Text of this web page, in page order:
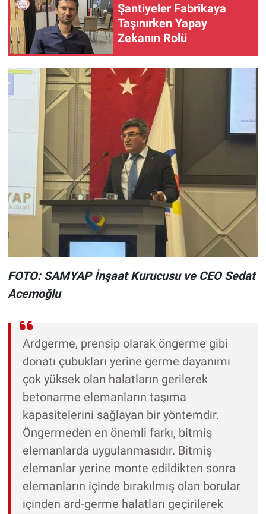
Şantiyeler Fabrikaya
Taşınırken Yapay
Zekanın Rolü
FOTO: SAMYAP İnşaat Kurucusu ve CEO Sedat
Acemoğlu
Ardgerme, prensip olarak öngerme gibi
donatı çubukları yerine germe dayanımı
çok yüksek olan halatların gerilerek
betonarme elemanların taşıma
kapasitelerini sağlayan bir yöntemdir.
Öngermeden en önemli farkı, bitmiş
elemanlarda uygulanmasıdır. Bitmiş
elemanlar yerine monte edildikten sonra
elemanların içinde bırakılmış olan borular
içinden ard-germe halatları geçirilerek